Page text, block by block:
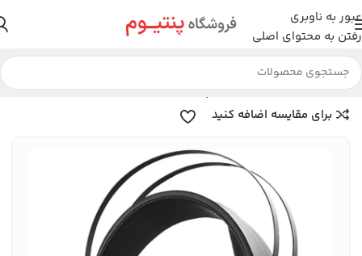
عبور به ناوبری
رفتن به محتوای اصلی
خانه لوازم جانبی هدست رپو
برای مقایسه اضافه کنید